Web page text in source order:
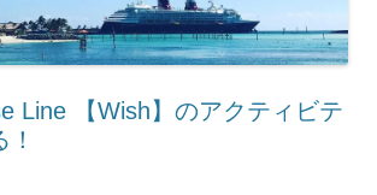
Line 【Wish】のアクティビテ